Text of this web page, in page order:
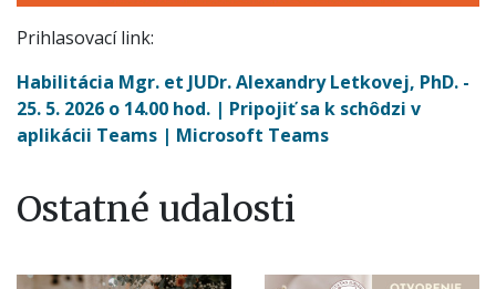
Prihlasovací link:
Habilitácia Mgr. et JUDr. Alexandry Letkovej, PhD. -
25. 5. 2026 o 14.00 hod. | Pripojiť sa k schôdzi v
aplikácii Teams | Microsoft Teams
Ostatné udalosti